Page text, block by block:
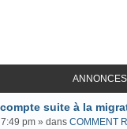
ANNONCES
suite à la
pm » dans COMMENT